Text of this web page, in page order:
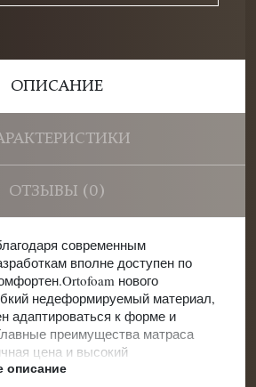
ОПИСАНИЕ
ОТЗЫВЫ (0)
современным
вполне доступен по
нового
недеформируемый материал,
адаптироваться к форме и
преимущества матраса
цена и высокий
описание